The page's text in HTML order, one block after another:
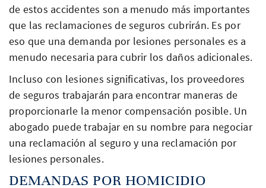
de estos accidentes son a menudo más importantes
que las reclamaciones de seguros cubrirán. Es por
eso que una demanda por lesiones personales es a
menudo necesaria para cubrir los daños adicionales.
Incluso con lesiones significativas, los proveedores
de seguros trabajarán para encontrar maneras de
proporcionarle la menor compensación posible. Un
abogado puede trabajar en su nombre para negociar
una reclamación al seguro y una reclamación por
lesiones personales.
DEMANDAS POR HOMICIDIO